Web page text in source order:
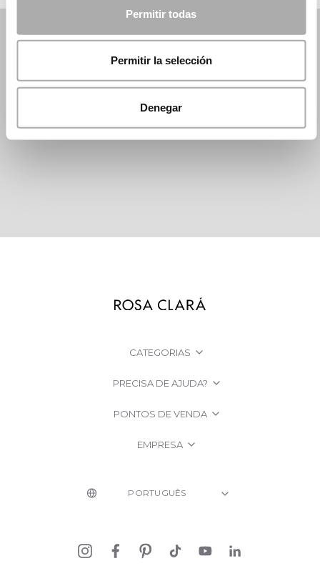
Permitir todas
Permitir la selección
Denegar
CATEGORIAS
PRECISA DE AJUDA?
PONTOS DE VENDA
EMPRESA